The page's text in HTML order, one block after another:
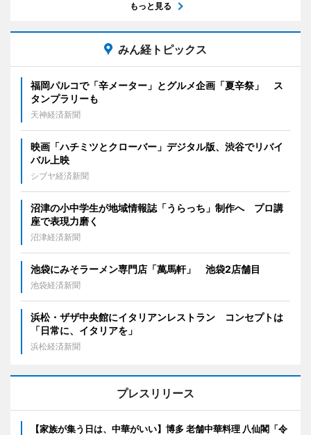
もっと見る
みん経トピックス
福岡パルコで「辛メーター」とグルメ企画「夏辛祭」 ス
タンプラリーも
天神経済新聞
映画「ハチミツとクローバー」デジタル版、渋谷でリバイ
バル上映
シブヤ経済新聞
沼津の小中学生が地域情報誌「うらっち」制作へ プロ講
座で表現力磨く
沼津経済新聞
池袋にみそラーメン専門店「萬馬軒」 池袋2店舗目
池袋経済新聞
浜松・ザザ中央館にイタリアンレストラン コンセプトは
「日常に、イタリアを」
浜松経済新聞
プレスリリース
【家族が集う日は、中華がいい】博多 老舗中華料理 八仙閣「令